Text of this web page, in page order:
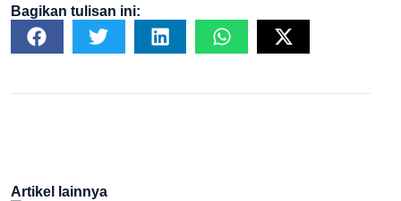
Bagikan tulisan ini:
Artikel lainnya